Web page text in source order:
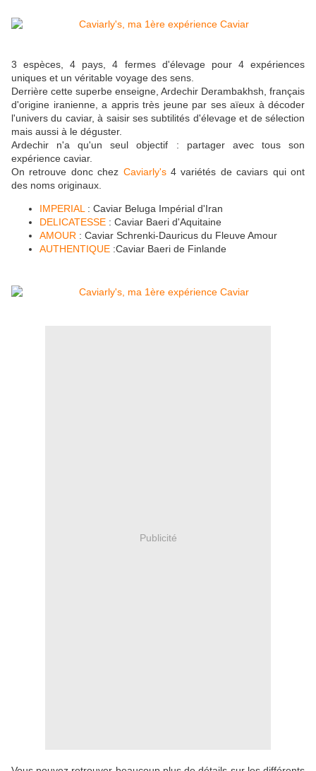
3 espèces, 4 pays, 4 fermes d'élevage pour 4 expériences
uniques et un véritable voyage des sens.
Derrière cette superbe enseigne, Ardechir Derambakhsh, français
d'origine iranienne, a appris très jeune par ses aïeux à décoder
l'univers du caviar, à saisir ses subtilités d'élevage et de sélection
mais aussi à le déguster.
Ardechir n'a qu'un seul objectif : partager avec tous son
expérience caviar.
On retrouve donc chez Caviarly's4 variétés de caviars qui ont
des noms originaux.
IMPERIAL : Caviar Beluga Impérial d'Iran
DELICATESSE : Caviar Baeri d'Aquitaine
AMOUR : Caviar Schrenki-Dauricus du Fleuve Amour
AUTHENTIQUE :Caviar Baeri de Finlande
Publicité